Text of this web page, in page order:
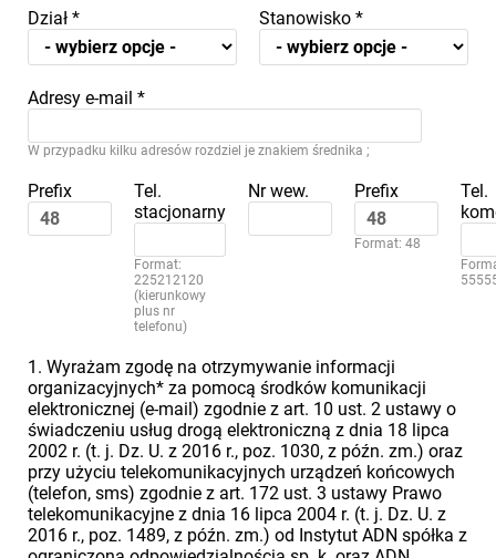
Dział * Stanowisko *
Adresy e-mail *
W przypadku kilku adresów rozdziel je znakiem średnika ;
Prefix
Tel.
stacjonarny
Format:
225212120
(kierunkowy
plus nr
telefonu)
Nr wew. Prefix
Format: 48
Tel.
1. Wyrażam zgodę na otrzymywanie informacji
organizacyjnych* za pomocą środków komunikacji
elektronicznej (e-mail) zgodnie z art. 10 ust. 2 ustawy o
świadczeniu usług drogą elektroniczną z dnia 18 lipca
2002 r. (t. j. Dz. U. z 2016 r., poz. 1030, z późn. zm.) oraz
przy użyciu telekomunikacyjnych urządzeń końcowych
(telefon, sms) zgodnie z art. 172 ust. 3 ustawy Prawo
telekomunikacyjne z dnia 16 lipca 2004 r. (t. j. Dz. U. z
2016 r., poz. 1489, z późn. zm.) od Instytut ADN spółka z